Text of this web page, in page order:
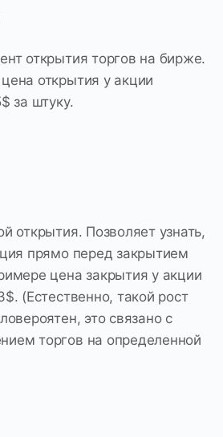
открытия торгов на бирже.
открытия у акции
за штуку.
открытия. Позволяет узнать,
прямо перед закрытием
цена закрытия у акции
(Естественно, такой рост
это связано с
торгов на определенной